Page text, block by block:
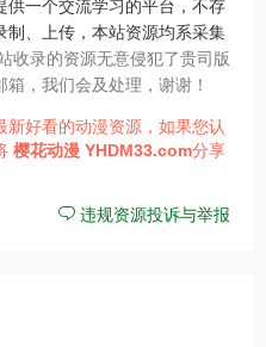
供一个交流学习的平台，不存
制、上传，本站资源均系采集
收录的资源无意侵犯了贵司版
，我们会及处理，谢谢！
好看的动漫资源，如果您认
樱花动漫 YHDM33.com分享
违规资源投诉与举报